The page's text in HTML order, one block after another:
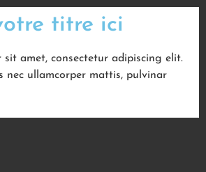
titre ici
sit amet, consectetur adipiscing elit.
nec ullamcorper mattis, pulvinar